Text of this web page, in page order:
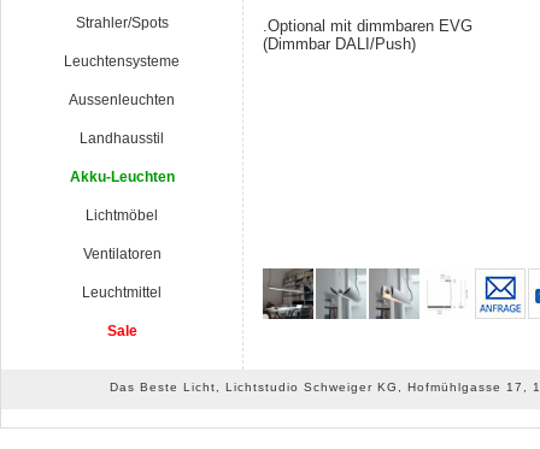
Strahler/Spots
Leuchtensysteme
Aussenleuchten
Landhausstil
Akku-Leuchten
Lichtmöbel
Ventilatoren
Leuchtmittel
Sale
.Optional mit dimmbaren EVG
(Dimmbar DALI/Push)
Das Beste Licht, Lichtstudio Schweiger KG, Hofmühlgasse